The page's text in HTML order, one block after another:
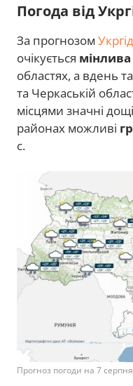
Погода від
За прогнозом
очікується мінлива
областях, а вдень
та Черкаській
місцями значні
районах можливі
с.
Прогноз погоди на 7